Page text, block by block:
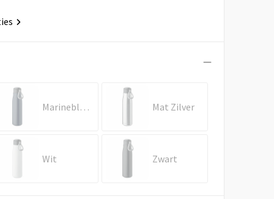
Marineblauw Mat Zilver
Wit Zwart